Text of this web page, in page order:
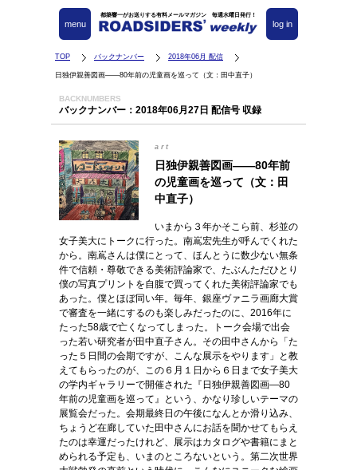
都築響一がお送りする有料メールマガジン 毎週水曜日発行！
log in
menu
TOP バックナンバー 2018年06月 配信
日独伊親善図画――80年前の児童画を巡って（文：田中直子）
BACKNUMBERS
バックナンバー：2018年06月27日 配信号 収録
art
日独伊親善図画――80年前
の児童画を巡って（文：田
中直子）
いまから３年かそこら前、杉並の
女子美大にトークに行った。南嶌宏先生が呼んでくれた
から。南嶌さんは僕にとって、ほんとうに数少ない無条
件で信頼・尊敬できる美術評論家で、たぶんただひとり
僕の写真プリントを自腹で買ってくれた美術評論家でも
あった。僕とほぼ同い年。毎年、銀座ヴァニラ画廊大賞
で審査を一緒にするのも楽しみだったのに、2016年に
たった58歳で亡くなってしまった。トーク会場で出会
った若い研究者が田中直子さん。その田中さんから「た
った５日間の会期ですが、こんな展示をやります」と教
えてもらったのが、この６月１日から６日まで女子美大
の学内ギャラリーで開催された『日独伊親善図画―80
年前の児童画を巡って』という、かなり珍しいテーマの
展覧会だった。会期最終日の午後になんとか滑り込み、
ちょうど在廊していた田中さんにお話を聞かせてもらえ
たのは幸運だったけれど、展示はカタログや書籍にまと
められる予定も、いまのところないという。第二次世界